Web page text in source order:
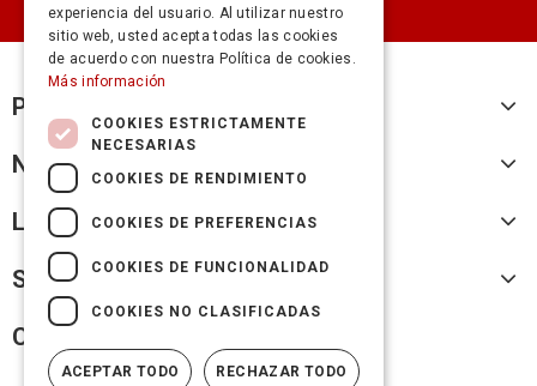
Productos
Nuestra empresa
Legal
Su cuenta
Cicles Fransi
experiencia del usuario. Al utilizar nuestro
sitio web, usted acepta todas las cookies
de acuerdo con nuestra Política de cookies.
Más información
COOKIES ESTRICTAMENTE
NECESARIAS
COOKIES DE RENDIMIENTO
COOKIES DE PREFERENCIAS
COOKIES DE FUNCIONALIDAD
COOKIES NO CLASIFICADAS
ACEPTAR TODO RECHAZAR TODO